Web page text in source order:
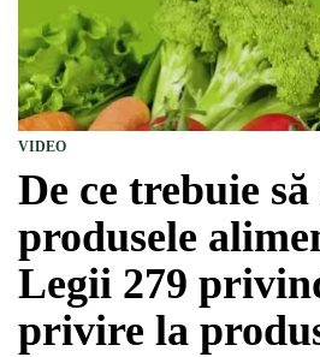
VIDEO
De ce trebuie
produsele
Legii 279
privire la